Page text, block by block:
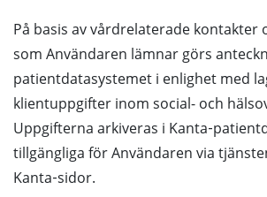
På basis av vårdrelaterade kontakter
som Användaren lämnar görs
patientdatasystemet i enlighet med
klientuppgifter inom social- och
Uppgifterna arkiveras i
tillgängliga för Användaren via
Kanta‑sidor.